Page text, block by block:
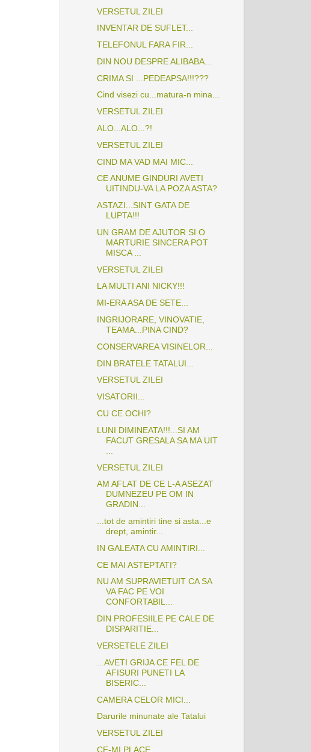
VERSETUL ZILEI
INVENTAR DE SUFLET...
TELEFONUL FARA FIR...
DIN NOU DESPRE ALIBABA...
CRIMA SI ...PEDEAPSA!!!???
Cind visezi cu...matura-n mina...
VERSETUL ZILEI
ALO...ALO...?!
VERSETUL ZILEI
CIND MA VAD MAI MIC...
CE ANUME GINDURI AVETI
UITINDU-VA LA POZA ASTA?
ASTAZI...SINT GATA DE
LUPTA!!!
UN GRAM DE AJUTOR SI O
MARTURIE SINCERA POT
MISCA ...
VERSETUL ZILEI
LA MULTI ANI NICKY!!!
MI-ERA ASA DE SETE...
INGRIJORARE, VINOVATIE,
TEAMA...PINA CIND?
CONSERVAREA VISINELOR...
DIN BRATELE TATALUI...
VERSETUL ZILEI
VISATORII...
CU CE OCHI?
LUNI DIMINEATA!!!...SI AM
FACUT GRESALA SA MA UIT
VERSETUL ZILEI
AM AFLAT DE CE L-A ASEZAT
DUMNEZEU PE OM IN
GRADIN...
...tot de amintiri tine si asta...e
drept, amintir...
IN GALEATA CU AMINTIRI...
CE MAI ASTEPTATI?
NU AM SUPRAVIETUIT CA SA
VA FAC PE VOI
CONFORTABIL...
DIN PROFESIILE PE CALE DE
DISPARITIE...
VERSETELE ZILEI
...AVETI GRIJA CE FEL DE
AFISURI PUNETI LA
BISERIC...
CAMERA CELOR MICI...
Darurile minunate ale Tatalui
VERSETUL ZILEI
CE-MI PLACE...